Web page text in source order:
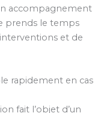
accompagnement
prends le temps
et de
rapidement en cas
fait l’objet d’un